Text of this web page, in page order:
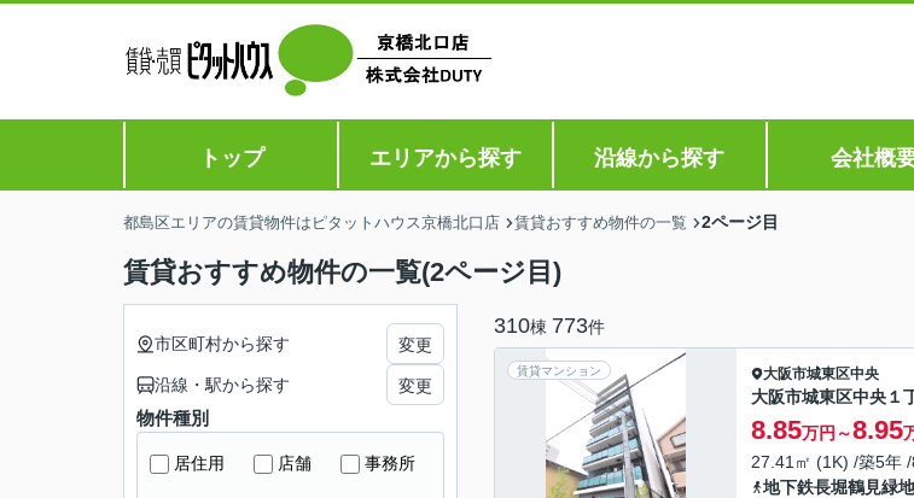
トップ エリアから探す 沿線から探す 会社概
都島区エリアの賃貸物件はピタットハウス京橋北口店 賃貸おすすめ物件の一覧 2ページ目
賃貸おすすめ物件の一覧(2ページ目)
310棟 773件
賃貸マンション 大阪市城東区中央
大阪市城東区中央１
8.85万円～8.95
27.41㎡ (1K) /築5年
地下鉄長堀鶴見緑地
市区町村から探す 変更
沿線・駅から探す 変更
物件種別
居住用 店舗 事務所